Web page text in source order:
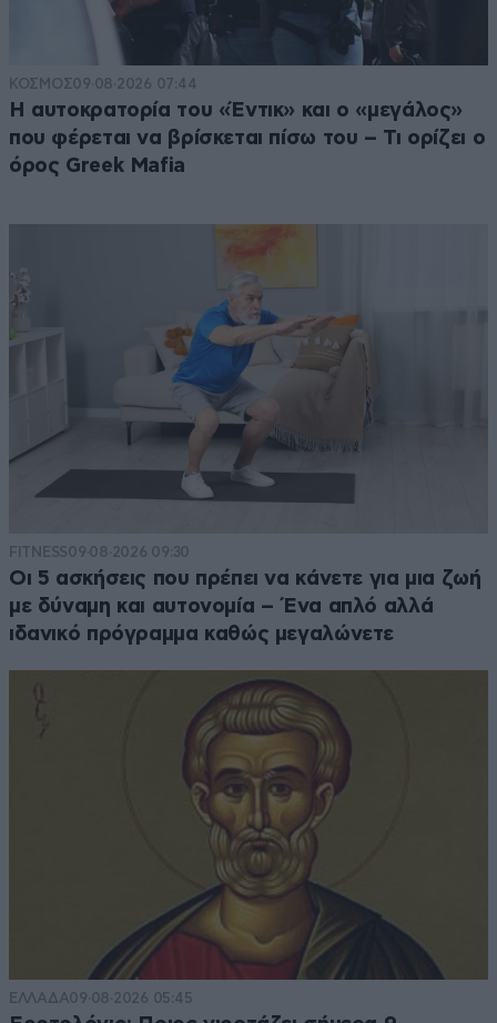
ΚΟΣΜΟΣ09·08·2026 07:44
Η αυτοκρατορία του «Έντικ» και ο «μεγάλος»
που φέρεται να βρίσκεται πίσω του – Τι ορίζει ο
όρος Greek Mafia
FITNESS09·08·2026 09:30
Οι 5 ασκήσεις που πρέπει να κάνετε για μια ζωή
με δύναμη και αυτονομία – Ένα απλό αλλά
ιδανικό πρόγραμμα καθώς μεγαλώνετε
ΕΛΛΑΔΑ09·08·2026 05:45